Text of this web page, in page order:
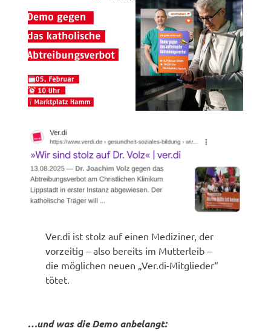
Ver.di ist stolz auf einen Mediziner, der
vorzeitig – also bereits im Mutterleib –
die möglichen neuen „Ver.di-Mitglieder“
tötet.
…und was die Demo anbelangt: